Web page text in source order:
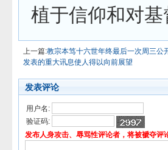
植于信仰和对基
上一篇:教宗本笃十六世年终最后一次周三公
发表的重大讯息使人得以向前展望
发表评论
用户名:
验证码:
发布人身攻击、辱骂性评论者，将被褫夺评